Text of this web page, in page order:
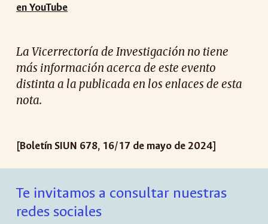
en YouTube
La Vicerrectoría de Investigación no tiene
más información acerca de este evento
distinta a la publicada en los enlaces de esta
nota.
[Boletín SIUN 678, 16/17 de mayo de 2024]
Te invitamos a consultar nuestras
redes sociales